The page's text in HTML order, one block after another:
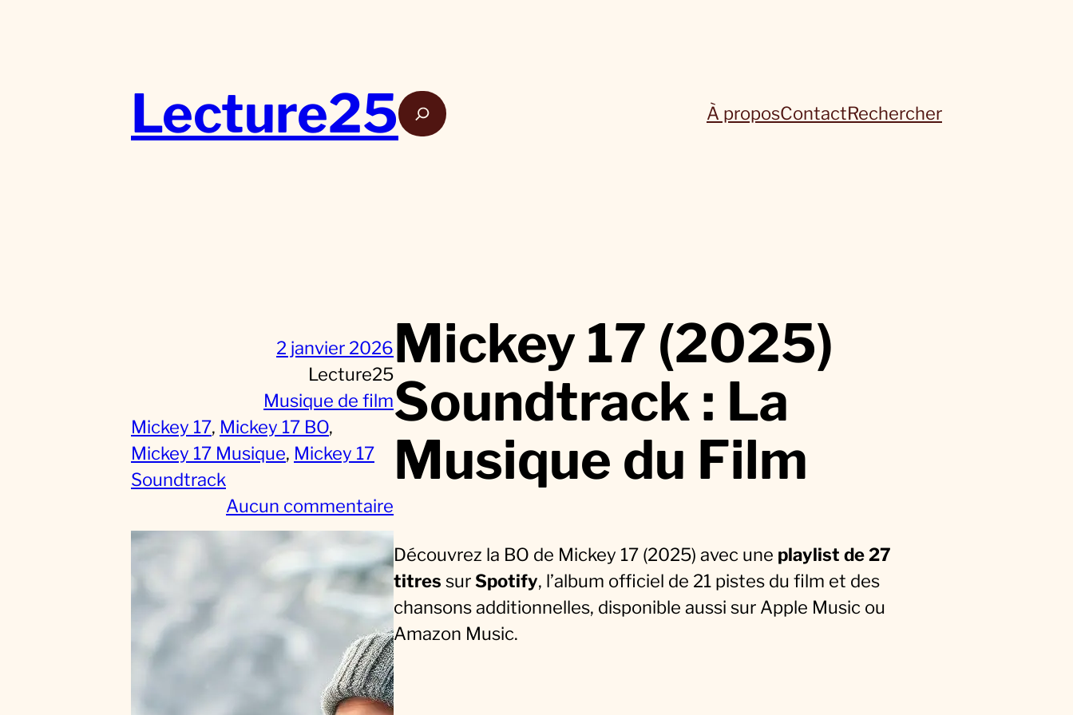
Lecture25Rech
À proposContactRechercher
2 janvier 2026
Lecture25
Musique de film
Mickey 17, Mickey 17 BO
Mickey 17 Musique, Mickey 17
Soundtrack
Aucun commentaire
u
r
M
i
c
k
e
Mickey 17 (2025)
Soundtrack : La
Musique du Film
Découvrez la BO de Mickey 17 (2025) avec une playlist de 27
titres surSpotify, l’album officiel de 21 pistes du film et des
chansons additionnelles, disponible aussi sur Apple Music ou
Amazon Music.